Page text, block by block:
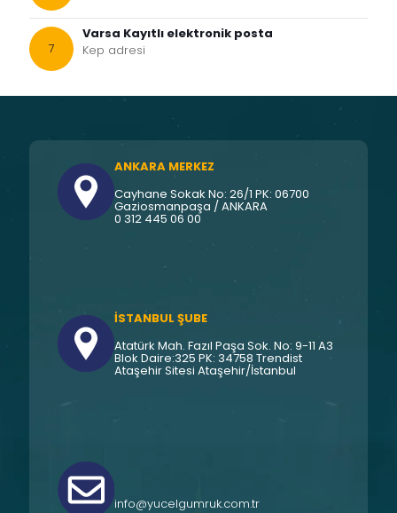
Varsa Kayıtlı elektronik posta
Kep adresi
ANKARA MERKEZ
Cayhane Sokak No: 26/1 PK: 06700
Gaziosmanpaşa / ANKARA
0 312 445 06 00
İSTANBUL ŞUBE
Atatürk Mah. Fazıl Paşa Sok. No: 9-11 A3
Blok Daire:325 PK: 34758 Trendist
Ataşehir Sitesi Ataşehir/İstanbul
info@yucelgumruk.com.tr